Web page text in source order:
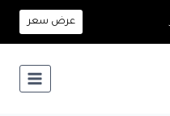
عرض سعر